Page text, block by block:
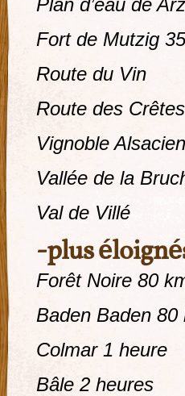
Plan d’eau de
Fort de Mutzig
Route du Vin
Route des Crêtes
Vignoble Alsacien
Vallée de la
Val de Villé
-plus
Forêt Noire 80
Baden Baden
Colmar 1 heure
Bâle 2 heures